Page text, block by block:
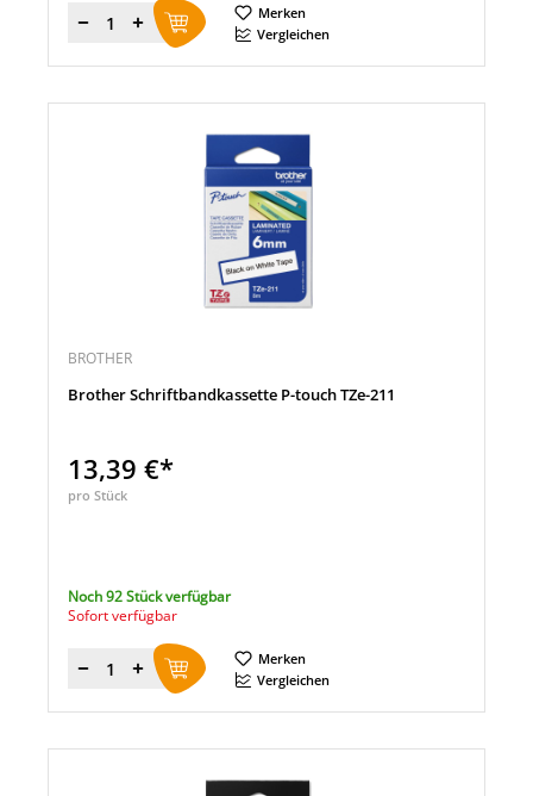
Menge
Merken
Vergleichen
BROTHER
Brother Schriftbandkassette P-touch TZe-211
13,39 €*
pro Stück
Noch 92 Stück verfügbar
Sofort verfügbar
Menge
Merken
Vergleichen